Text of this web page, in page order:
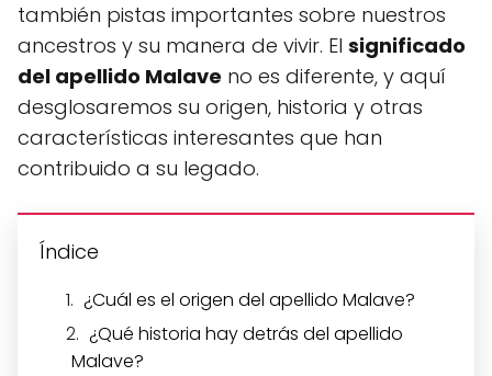
también pistas importantes sobre nuestros
ancestros y su manera de vivir. El significado
del apellido Malave no es diferente, y aquí
desglosaremos su origen, historia y otras
características interesantes que han
contribuido a su legado.
Índice
¿Cuál es el origen del apellido Malave?
¿Qué historia hay detrás del apellido
Malave?